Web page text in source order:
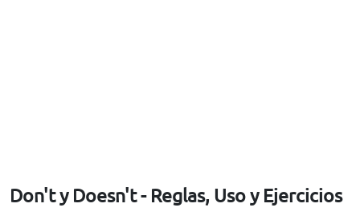
Don't y Doesn't - Reglas, Uso y Ejercicios